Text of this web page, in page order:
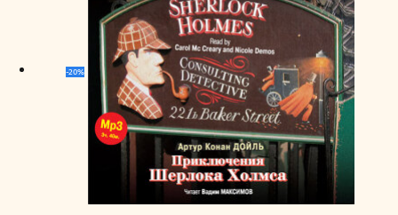
-20%